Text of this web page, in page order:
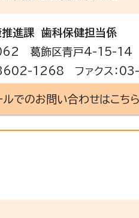
推進課 歯科保健担当係
葛飾区青戸4-15-14
3602-1268 ファクス：
ルでのお問い合わせはこち